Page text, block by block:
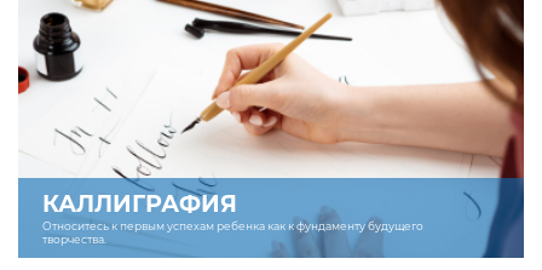
КАЛЛИГРАФИЯ
Относитесь к первым успехам ребенка как к фундаменту будущего
творчества.